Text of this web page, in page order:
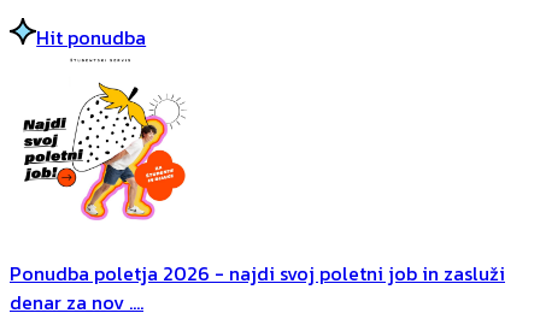
Hit ponudba
Ponudba poletja 2026 - najdi svoj poletni job in zasluži
denar za nov ....